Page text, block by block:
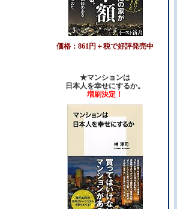
価格：861円＋税で好評発売中
★マンションは
日本人を幸せにするか。
増刷決定！